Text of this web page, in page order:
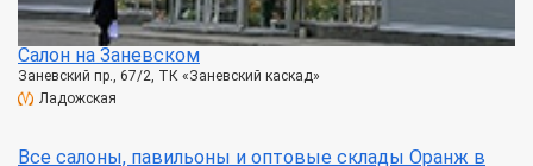
Салон на Заневском
Заневский пр., 67/2, ТК «Заневский каскад»
Ладожская
Все салоны, павильоны и оптовые склады Оранж в